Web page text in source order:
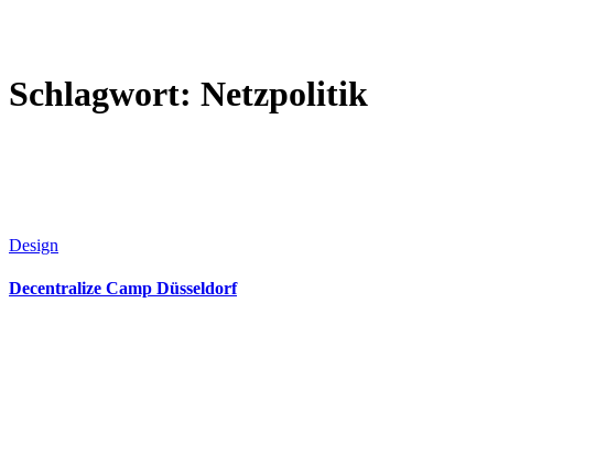
Schlagwort: Netzpolitik
Design
Decentralize Camp Düsseldorf